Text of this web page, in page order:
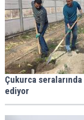
Çukurca
ediyor